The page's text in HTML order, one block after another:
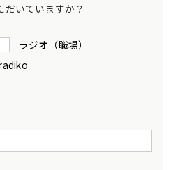
いていますか？
ラジオ（職場）